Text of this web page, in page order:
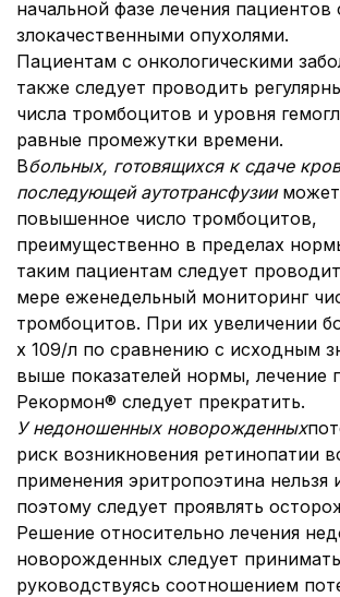
начальной фазе лечения пациентов
злокачественными опухолями.
Пациентам с онкологическими
также следует проводить
числа тромбоцитов и уровня
равные промежутки времени.
Вбольных, готовящихся к сдаче
последующей аутотрансфузииможет
повышенное число тромбоцитов,
преимущественно в пределах
таким пациентам следует
мере еженедельный мониторинг
тромбоцитов. При их увеличении
х 109/л по сравнению с исходным
выше показателей нормы, лечение
Рекормон® следует прекратить.
У недоношенных новорожденных
риск возникновения ретинопатии
применения эритропоэтина нельзя
поэтому следует проявлять
Решение относительно лечения
новорожденных следует
руководствуясь соотношением